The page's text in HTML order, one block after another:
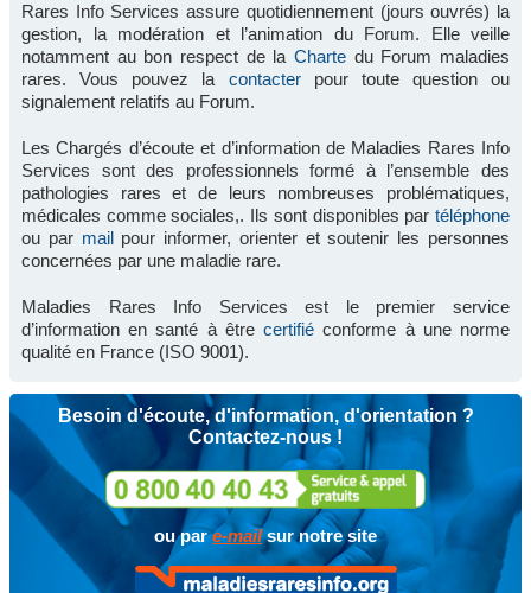
Rares Info Services assure quotidiennement (jours ouvrés) la
gestion, la modération et l’animation du Forum. Elle veille
notamment au bon respect de la Charte du Forum maladies
rares. Vous pouvez la contacterpour toute question ou
signalement relatifs au Forum.
Les Chargés d’écoute et d’information de Maladies Rares Info
Services sont des professionnels formé à l’ensemble des
pathologies rares et de leurs nombreuses problématiques,
médicales comme sociales,. Ils sont disponibles par téléphone
ou par mailpour informer, orienter et soutenir les personnes
concernées par une maladie rare.
Maladies Rares Info Services est le premier service
d’information en santé à êtrecertifié conforme à une norme
qualité en France (ISO 9001).
Besoin d'écoute, d'information, d'orientation ?
Contactez-nous !
ou pare-mailsur notre site